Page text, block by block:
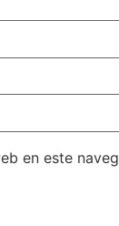
en este